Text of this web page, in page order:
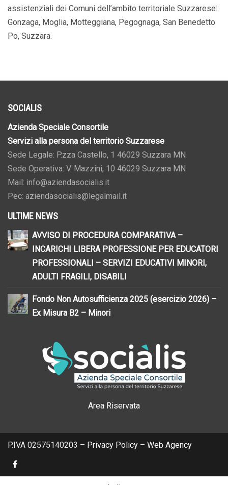
assistenziali dei Comuni dell’ambito territoriale Suzzarese:
Gonzaga, Moglia, Motteggiana, Pegognaga, San Benedetto
Po, Suzzara.
SOCIALIS
Azienda Speciale Consortile
Servizi alla persona del territorio Suzzarese
Sede Legale: P.zza Castello, 1 46029 Suzzara MN
Sede Operativa: V. Mazzini, 10 46029 Suzzara MN
Mail: info@aziendasocialis.it
Pec: aziendasocialis@legalmail.it
ULTIME NEWS
AVVISO DI PROCEDURA COMPARATIVA –
INCARICHI LIBERA PROFESSIONE PER EDUCATORI
PROFESSIONALI – SERVIZI EDUCATIVI MINORI,
ADULTI FRAGILI, DISABILI
Fondo Non Autosufficienza 2025 (esercizio 2026) –
Ex Misura B2 – Minori
Area Riservata
P.IVA 02575140203 – Privacy Policy – Web Agency